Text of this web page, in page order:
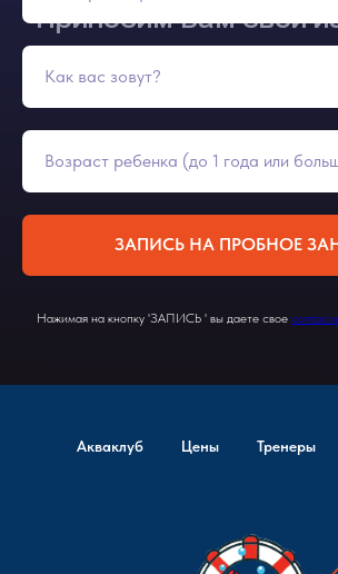
ЗАПИСЬ НА ПРОБНОЕ
Нажимая на кнопку 'ЗАПИСЬ ' вы даете свое
Акваклуб Цены Тренеры